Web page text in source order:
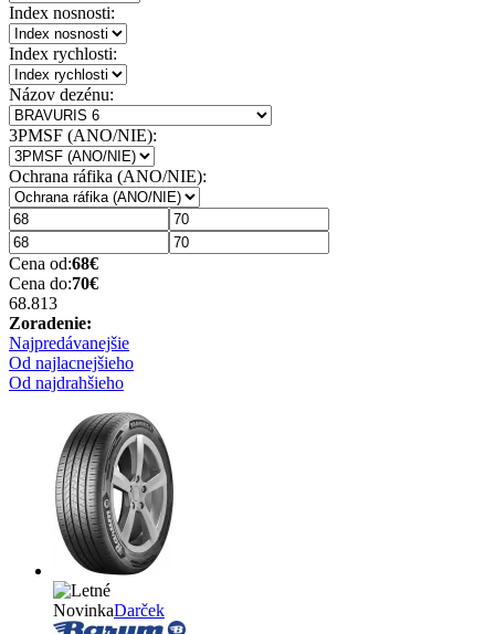
Index nosnosti:
Index rychlosti:
Názov dezénu:
3PMSF (ANO/NIE):
Ochrana ráfika (ANO/NIE):
Cena od:68€
Cena do:70€
68.813
Zoradenie:
Najpredávanejšie
Od najlacnejšieho
Od najdrahšieho
NovinkaDarček